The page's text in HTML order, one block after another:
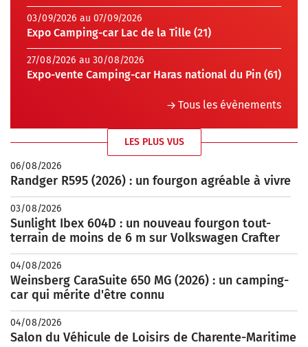
03/09/2026 au 07/09/2026
Expo Camping-car Lac de la Tille (21)
27/08/2026 au 30/08/2026
Expo-vente Camping-car Haras national du Pin (61)
Tous les évènements
LES PLUS VUS
06/08/2026
Randger R595 (2026) : un fourgon agréable à vivre
03/08/2026
Sunlight Ibex 604D : un nouveau fourgon tout-
terrain de moins de 6 m sur Volkswagen Crafter
04/08/2026
Weinsberg CaraSuite 650 MG (2026) : un camping-
car qui mérite d'être connu
04/08/2026
Salon du Véhicule de Loisirs de Charente-Maritime